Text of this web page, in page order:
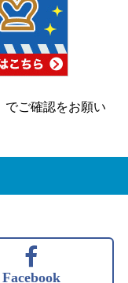
でご確認をお願い
Facebook